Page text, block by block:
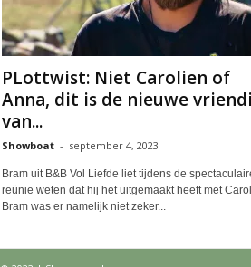
PLottwist: Niet Carolien of
Anna, dit is de nieuwe
van...
Showboat - september 4, 2023
Bram uit B&B Vol Liefde liet tijdens de
reünie weten dat hij het uitgemaakt heeft met
Bram was er namelijk niet zeker...